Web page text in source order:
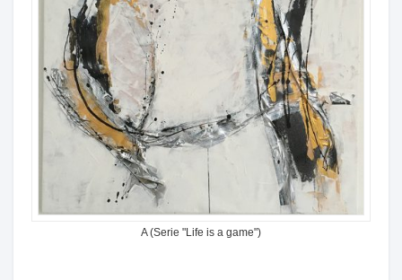
A (Serie "Life is a game")